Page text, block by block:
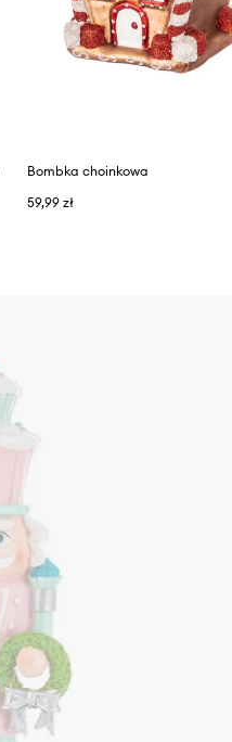
Bombka choinkowa
59,99 zł